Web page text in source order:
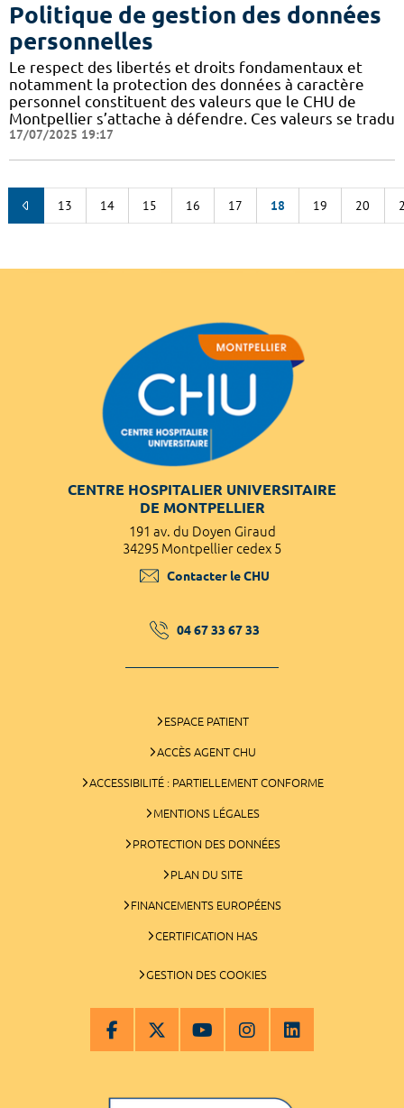
Politique de gestion des données
personnelles
Le respect des libertés et droits fondamentaux et
notamment la protection des données à caractère
personnel constituent des valeurs que le CHU de
Montpellier s’attache à défendre. Ces valeurs se tradu
17/07/2025 19:17
13 14 15 16 17 18 19 20
CENTRE HOSPITALIER UNIVERSITAIRE
DE MONTPELLIER
191 av. du Doyen Giraud
34295 Montpellier cedex 5
Contacter le CHU
04 67 33 67 33
ESPACE PATIENT
ACCÈS AGENT CHU
ACCESSIBILITÉ : PARTIELLEMENT CONFORME
MENTIONS LÉGALES
PROTECTION DES DONNÉES
PLAN DU SITE
FINANCEMENTS EUROPÉENS
CERTIFICATION HAS
GESTION DES COOKIES